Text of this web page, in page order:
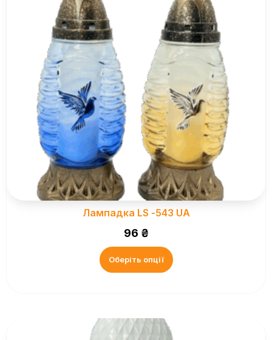
Лампадка LS -543 UA
96 ₴
Оберіть опції